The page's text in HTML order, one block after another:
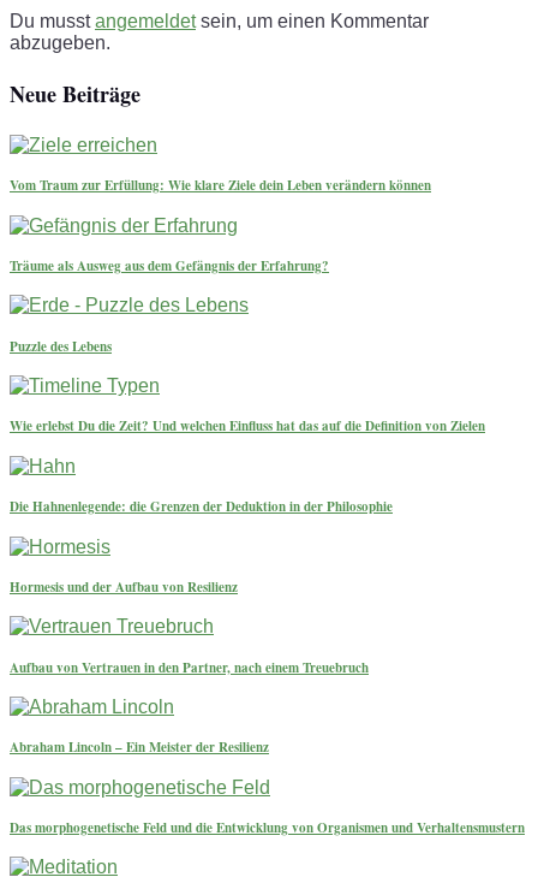
Du musstangemeldetsein, um einen Kommentar
abzugeben.
Neue Beiträge
Vom Traum zur Erfüllung: Wie klare Ziele dein Leben verändern können
Träume als Ausweg aus dem Gefängnis der Erfahrung?
Puzzle des Lebens
Wie erlebst Du die Zeit? Und welchen Einfluss hat das auf die Definition von Zielen
Die Hahnenlegende: die Grenzen der Deduktion in der Philosophie
Hormesis und der Aufbau von Resilienz
Aufbau von Vertrauen in den Partner, nach einem Treuebruch
Abraham Lincoln – Ein Meister der Resilienz
Das morphogenetische Feld und die Entwicklung von Organismen und Verhaltensmustern